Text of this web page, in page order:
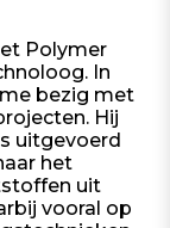
Polymer
In
bezig met
Hij
uitgevoerd
het
uit
vooral op